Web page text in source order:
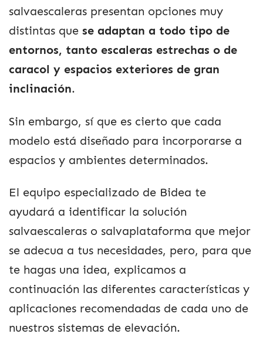
salvaescaleras presentan opciones muy
distintas que se adaptan a todo tipo de
entornos, tanto escaleras estrechas o de
caracol y espacios exteriores de gran
inclinación.
Sin embargo, sí que es cierto que cada
modelo está diseñado para incorporarse a
espacios y ambientes determinados.
El equipo especializado de Bidea te
ayudará a identificar la solución
salvaescaleras o salvaplataforma que mejor
se adecua a tus necesidades, pero, para que
te hagas una idea, explicamos a
continuación las diferentes características y
aplicaciones recomendadas de cada uno de
nuestros sistemas de elevación.